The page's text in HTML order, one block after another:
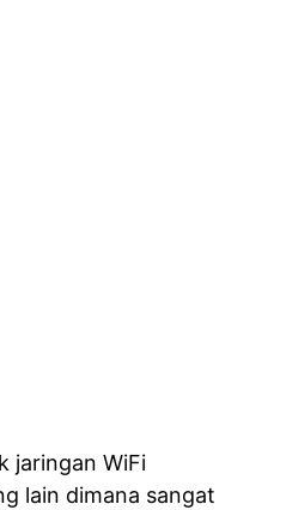
jaringan WiFi
lain dimana sangat